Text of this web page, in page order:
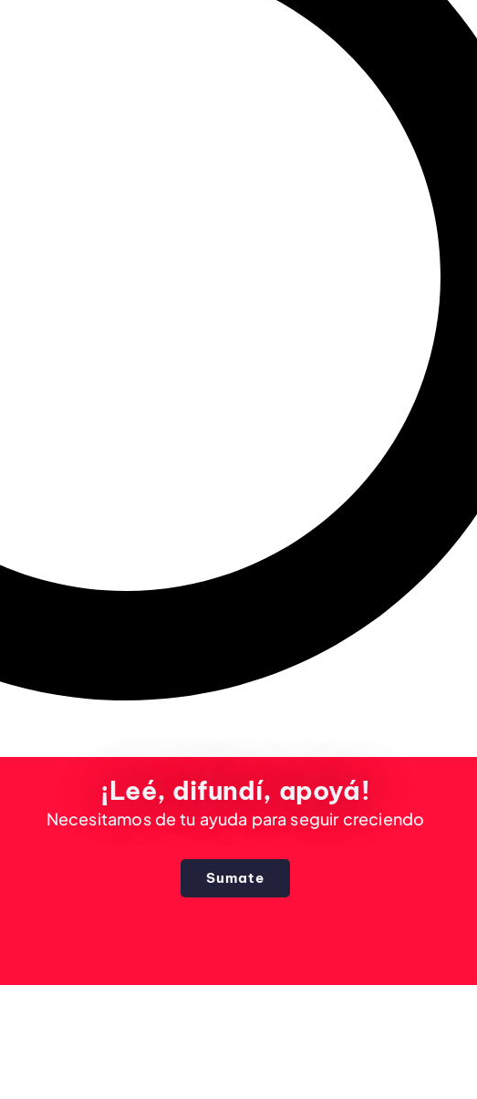
¡Leé, difundí, apoyá!
Necesitamos de tu ayuda para seguir creciendo
Sumate